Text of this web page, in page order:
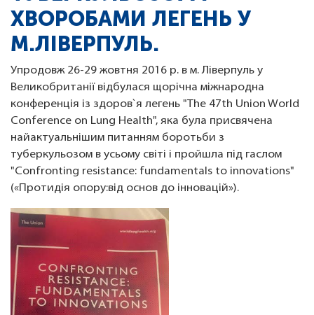
ХВОРОБАМИ ЛЕГЕНЬ У
М.ЛІВЕРПУЛЬ.
Упродовж 26-29 жовтня 2016 р. в м. Ліверпуль у
Великобританії відбулася щорічна міжнародна
конференція із здоров`я легень "The 47th Union World
Conference on Lung Health", яка була присвячена
найактуальнішим питанням боротьби з
туберкульозом в усьому світі і пройшла під гаслом
"Confronting resistance: fundamentals to innovations"
(«Протидія опору:від основ до інновацій»).